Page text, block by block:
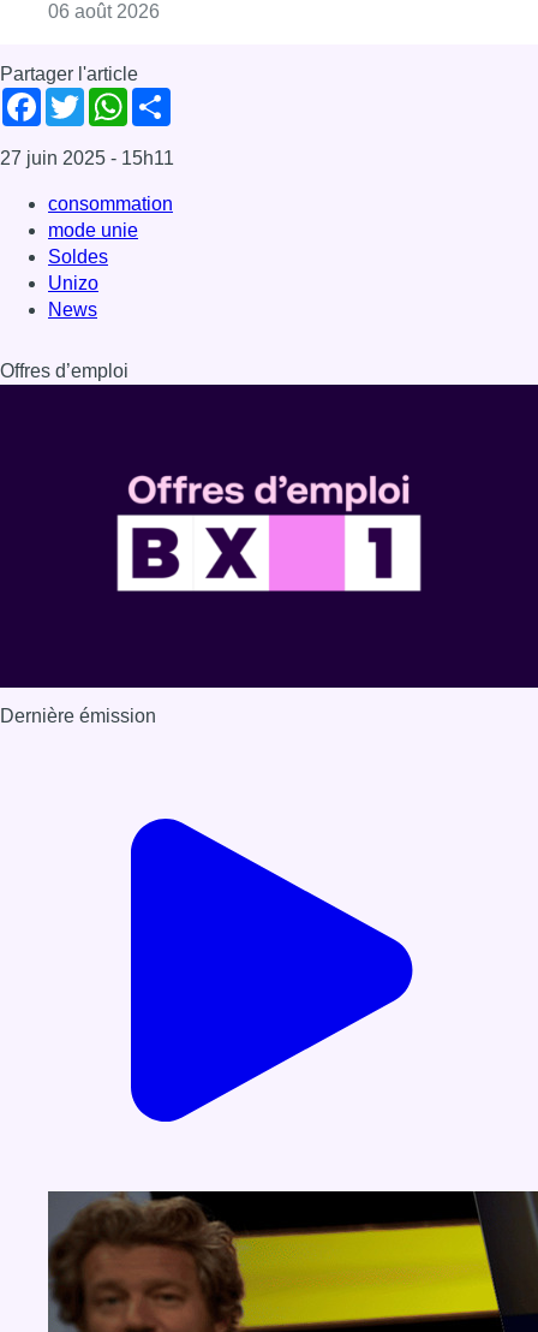
06 août 2026
Partager l'article
Facebook
TwitterWhatsApp
27 juin 2025 - 15h11
consommation
mode unie
Soldes
Unizo
News
Offres d’emploi
Dernière émission